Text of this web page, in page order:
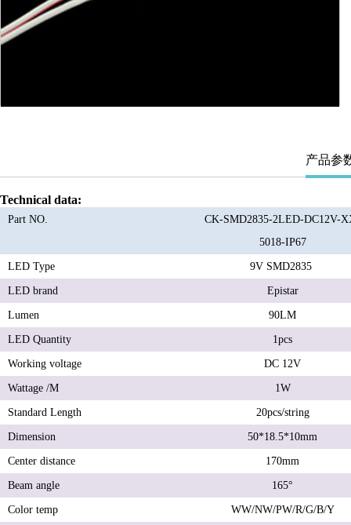
产品参
Technical data:
Part NO.
CK-SMD2835-2LED-DC12V-
5018-IP67
LED Type 9V SMD2835
LED brand Epistar
Lumen 90LM
LED Quantity 1pcs
Working voltage DC 12V
Wattage /M 1W
Standard Length 20pcs/string
Dimension 50*18.5*10mm
Center distance 170mm
Beam angle 165°
Color temp WW/NW/PW/R/G/B/Y